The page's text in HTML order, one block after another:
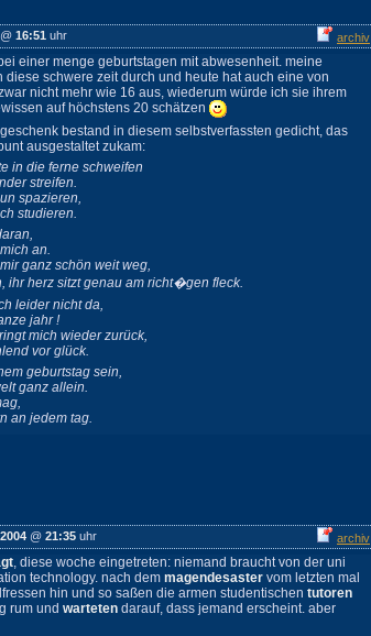
@ 16:51 uhr archiv
einer menge geburtstagen mit abwesenheit. meine
diese schwere zeit durch und heute hat auch eine von
nicht mehr wie 16 aus, wiederum würde ich sie ihrem
auf höchstens 20 schätzen
bestand in diesem selbstverfassten gedicht, das
ausgestaltet zukam:
in die ferne schweifen
streifen.
spazieren,
studieren.
an.
ganz schön weit weg,
ihr herz sitzt genau am richt�gen fleck.
leider nicht da,
jahr !
mich wieder zurück,
vor glück.
geburtstag sein,
ganz allein.
an jedem tag.
@ 21:35 uhr archiv
, diese woche eingetreten: niemand braucht von der uni
technology. nach dem magendesaster vom letzten mal
hin und so saßen die armen studentischen tutoren
rum und warteten darauf, dass jemand erscheint. aber